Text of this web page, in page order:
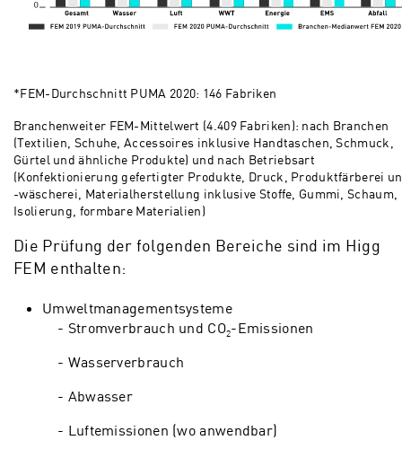
*FEM-Durchschnitt PUMA 2020: 146 Fabriken
Branchenweiter FEM-Mittelwert (4.409 Fabriken): nach Branchen
(Textilien, Schuhe, Accessoires inklusive Handtaschen, Schmuck,
Gürtel und ähnliche Produkte) und nach Betriebsart
(Konfektionierung gefertigter Produkte, Druck, Produktfärberei
-wäscherei, Materialherstellung inklusive Stoffe, Gummi, Schaum,
Isolierung, formbare Materialien)
Die Prüfung der folgenden Bereiche sind im Higg
FEM enthalten:
Umweltmanagementsysteme
Stromverbrauch und CO2-Emissionen
Wasserverbrauch
Abwasser
Luftemissionen (wo anwendbar)